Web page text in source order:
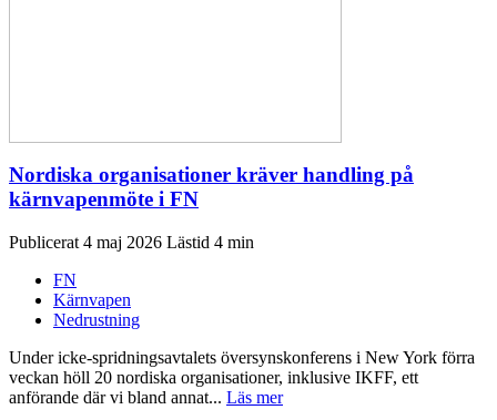
Nordiska organisationer kräver handling på
kärnvapenmöte i FN
Publicerat 4 maj 2026
FN
Kärnvapen
Nedrustning
Under icke-spridningsavtalets översynskonferens i New York förra
veckan höll 20 nordiska organisationer, inklusive IKFF, ett
anförande där vi bland annat... Läs mer